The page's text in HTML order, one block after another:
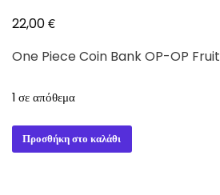
22,00€
One Piece Coin Bank OP-OP Fruit
1 σε απόθεμα
One
Piece
Προσθήκη στο καλάθι